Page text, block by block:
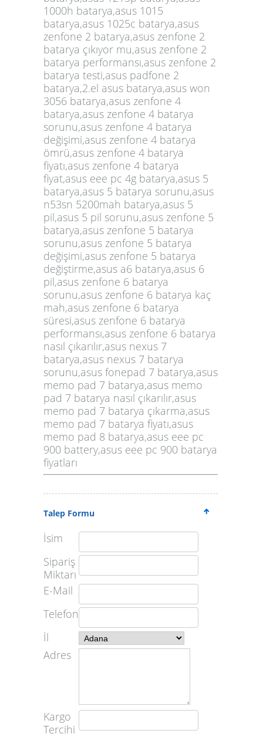
1000h batarya,asus 1015
batarya,asus 1025c batarya,asus
zenfone 2 batarya,asus zenfone 2
batarya çıkıyor mu,asus zenfone 2
batarya performansı,asus zenfone 2
batarya testi,asus padfone 2
batarya,2.el asus batarya,asus won
3056 batarya,asus zenfone 4
batarya,asus zenfone 4 batarya
sorunu,asus zenfone 4 batarya
değişimi,asus zenfone 4 batarya
ömrü,asus zenfone 4 batarya
fiyatı,asus zenfone 4 batarya
fiyat,asus eee pc 4g batarya,asus 5
batarya,asus 5 batarya sorunu,asus
n53sn 5200mah batarya,asus 5
pil,asus 5 pil sorunu,asus zenfone 5
batarya,asus zenfone 5 batarya
sorunu,asus zenfone 5 batarya
değişimi,asus zenfone 5 batarya
değiştirme,asus a6 batarya,asus 6
pil,asus zenfone 6 batarya
sorunu,asus zenfone 6 batarya kaç
mah,asus zenfone 6 batarya
süresi,asus zenfone 6 batarya
performansı,asus zenfone 6 batarya
nasıl çıkarılır,asus nexus 7
batarya,asus nexus 7 batarya
sorunu,asus fonepad 7 batarya,asus
memo pad 7 batarya,asus memo
pad 7 batarya nasıl çıkarılır,asus
memo pad 7 batarya çıkarma,asus
memo pad 7 batarya fiyatı,asus
memo pad 8 batarya,asus eee pc
900 battery,asus eee pc 900 batarya
fiyatları
Talep Formu
İsim
Sipariş
Miktarı
E-Mail
Telefon
İl
Adres
Kargo
Tercihi